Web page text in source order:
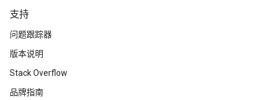
支持
问题跟踪器
版本说明
Stack Overflow
品牌指南